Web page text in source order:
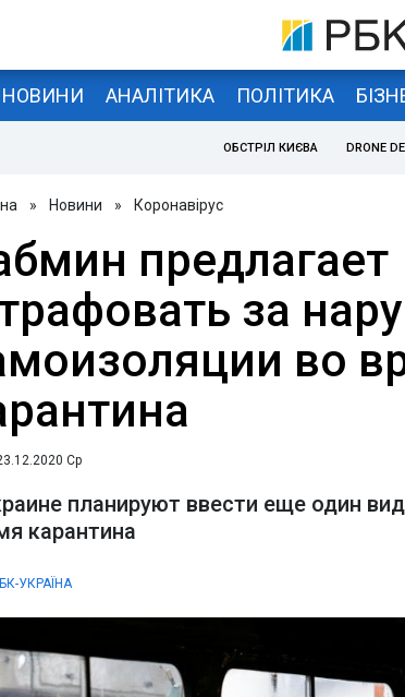
НОВИНИ АНАЛІТИКА ПОЛІТИКА
ОБСТРІЛ КИЄВА DRONE
» Новини » Коронавірус
предлагает
за
во
Ср
планируют ввести еще один
карантина
УКРАЇНА